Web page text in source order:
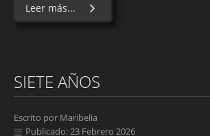
Leer más...
SIETE AÑOS
Escrito por Maribelia
Publicado: 23 Febrero 2026